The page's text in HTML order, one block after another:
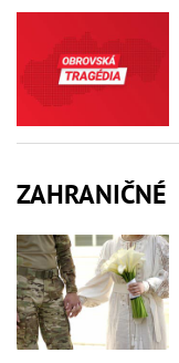
ZAHRANIČNÉ